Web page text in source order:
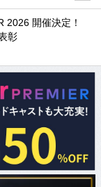
2026 開催決定！
彰